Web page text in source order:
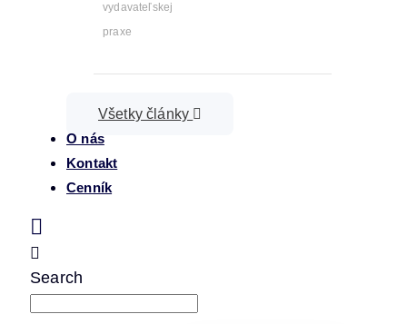
vydavateľskej
praxe
Všetky články
O nás
Kontakt
Cenník
Search